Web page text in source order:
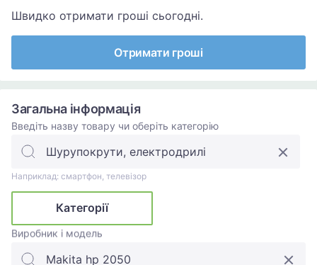
Швидко отримати гроші сьогодні.
Отримати гроші
Загальна інформація
Введіть назву товару чи оберіть категорію
Наприклад: смартфон, телевізор
Категорії
Виробник і модель